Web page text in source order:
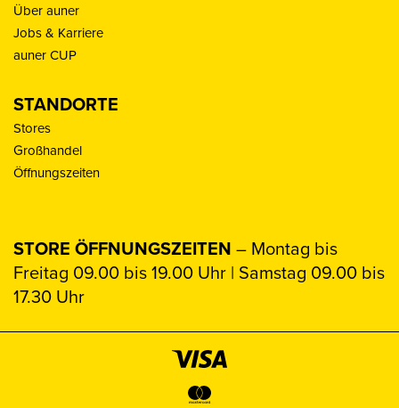
Über auner
Jobs & Karriere
auner CUP
STANDORTE
Stores
Großhandel
Öffnungszeiten
STORE ÖFFNUNGSZEITEN – Montag bis
Freitag 09.00 bis 19.00 Uhr | Samstag 09.00 bis
17.30 Uhr